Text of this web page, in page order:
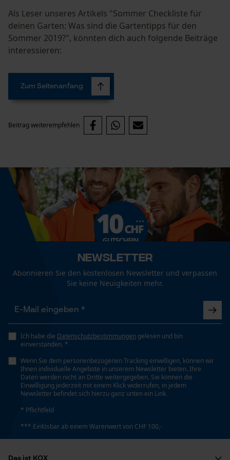
Als Leser unseres Artikels "Sommer Checkliste für
deinen Garten: Was sind die Gartentipps für den
Sommer 2019?", könnten dich auch folgende Beiträge
interessieren:
Zum Seitenanfang
Beitrag weiterempfehlen
Newsletter
Abonnieren Sie den kostenlosen Newsletter und verpassen
Sie keine Neuigkeiten mehr.
Ich habe die Datenschutzbestimmungen gelesen und bin
einverstanden. *
Wenn Sie dem personenbezogenen Tracking einwilligen, können wir
Ihnen individuelle Angebote in unserem Newsletter bieten. Ihre
Daten werden nicht an Dritte weitergegeben. Sie können die
Einwilligung jederzeit mit einem Klick widerrufen, in jedem
Newsletter befindet sich hierzu ganz unten ein Link.
* Pflichtfeld
*** Einlösbar ab einem Warenwert von CHF 100,-
Das ist KOX
Mouseflow Web Analytics Tool
Fact-Finder Tracking
Funktionale Cookies
Loop54 Personalization
Personalisierte Startseite
Gespeicherter Warenkorb
Persönliche Begrüßung
Geo-IP und User Detection
YouTube-Videos
Google Maps
Marketing Cookies
Google Global Site Tag
Microsoft Advertising Universal